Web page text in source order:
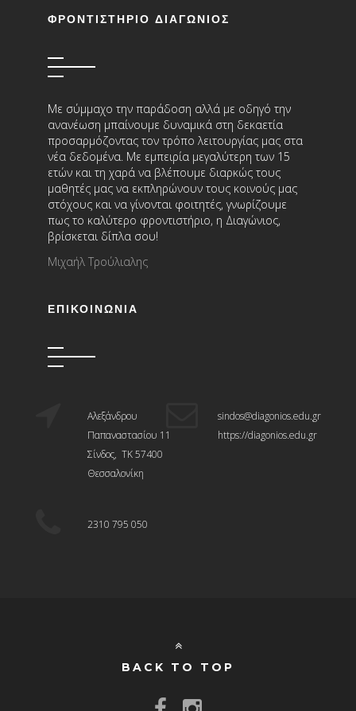
ΦΡΟΝΤΙΣΤΗΡΙΟ ΔΙΑΓΩΝΙΟΣ
Με σύμμαχο την παράδοση αλλά με οδηγό την
ανανέωση μπαίνουμε δυναμικά στη δεκαετία
προσαρμόζοντας τον τρόπο λειτουργίας μας στα
νέα δεδομένα. Με εμπειρία μεγαλύτερη των 15
ετών και τη χαρά να βλέπουμε διαρκώς τους
μαθητές μας να εκπληρώνουν τους κοινούς μας
στόχους και να γίνονται φοιτητές, γνωρίζουμε
πως το καλύτερο φροντιστήριο, η Διαγώνιος,
βρίσκεται δίπλα σου!
Μιχαήλ Τρούλιαλης
ΕΠΙΚΟΙΝΩΝΊΑ
Αλεξάνδρου
Παπαναστασίου 11
Σίνδος, ΤΚ 57400
Θεσσαλονίκη
sindos@diagonios.edu.gr
https://diagonios.edu.gr
2310 795 050
BACK TO TOP